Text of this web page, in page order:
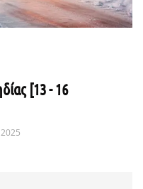
[13 - 16